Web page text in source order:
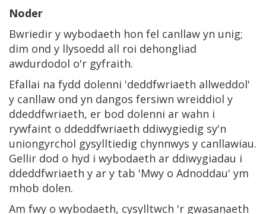
Noder
Bwriedir y wybodaeth hon fel canllaw yn unig;
dim ond y llysoedd all roi dehongliad
awdurdodol o'r gyfraith.
Efallai na fydd dolenni 'deddfwriaeth allweddol'
y canllaw ond yn dangos fersiwn wreiddiol y
ddeddfwriaeth, er bod dolenni ar wahn i
rywfaint o ddeddfwriaeth ddiwygiedig sy'n
uniongyrchol gysylltiedig chynnwys y canllawiau.
Gellir dod o hyd i wybodaeth ar ddiwygiadau i
ddeddfwriaeth y ar y tab 'Mwy o Adnoddau' ym
mhob dolen.
Am fwy o wybodaeth, cysylltwch 'r gwasanaeth